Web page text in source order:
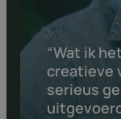
“Wat ik
creatieve
serieus